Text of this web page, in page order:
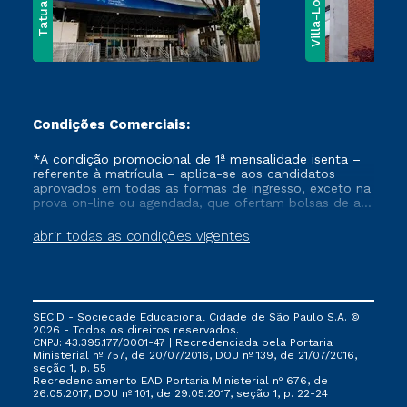
Tatuapé
Condições Comerciais:
abrir todas as condições vigentes
*A condição promocional de 1ª mensalidade isenta –
referente à matrícula – aplica-se aos candidatos
aprovados em todas as formas de ingresso, exceto na
prova on-line ou agendada, que ofertam bolsas de até
vigente, que ainda não tenham efetivado e/ou não
tenham cancelado ou trancado sua matrícula em uma
via FIES, Prouni e outros programas governamentais, e
não se acumula com nenhuma outra campanha
ofertada pela Instituição.
SECID - Sociedade Educacional Cidade de São Paulo S.A. ©
2026 - Todos os direitos reservados.
CNPJ: 43.395.177/0001-47 | Recredenciada pela Portaria
Ministerial nº 757, de 20/07/2016, DOU nº 139, de 21/07/2016,
seção 1, p. 55
Recredenciamento EAD Portaria Ministerial nº 676, de
26.05.2017, DOU nº 101, de 29.05.2017, seção 1, p. 22-24